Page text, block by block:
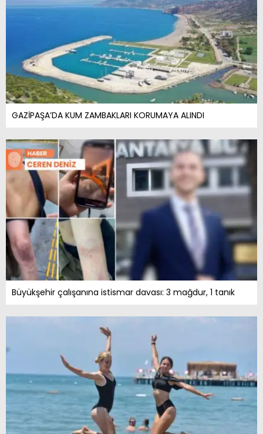
GAZİPAŞA’DA KUM ZAMBAKLARI KORUMAYA ALINDI
Büyükşehir çalışanına istismar davası: 3 mağdur, 1 tanık